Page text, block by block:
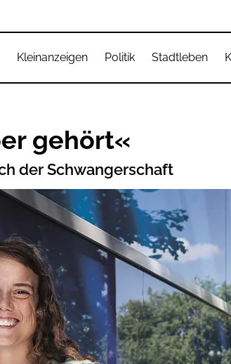
Kleinanzeigen Politik Stadtleben
gehört«
der Schwangerschaft